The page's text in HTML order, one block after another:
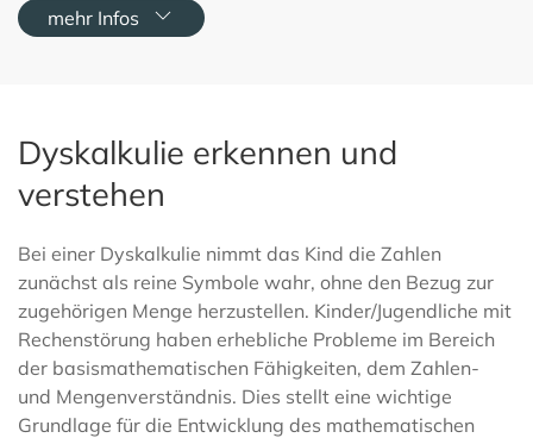
mehr Infos
Dyskalkulie erkennen und
verstehen
Bei einer Dyskalkulie nimmt das Kind die Zahlen
zunächst als reine Symbole wahr, ohne den Bezug zur
zugehörigen Menge herzustellen. Kinder/Jugendliche mit
Rechenstörung haben erhebliche Probleme im Bereich
der basismathematischen Fähigkeiten, dem Zahlen-
und Mengenverständnis. Dies stellt eine wichtige
Grundlage für die Entwicklung des mathematischen